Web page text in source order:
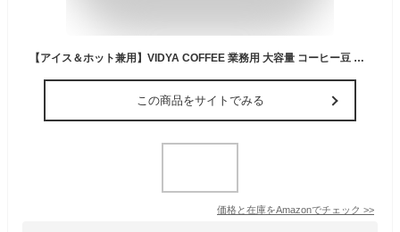
【アイス＆ホット兼用】VIDYA COFFEE 業務用 大容量 コーヒー豆 インドネシア ロブスタＡＰ－１ 500g × 4袋＝合計 2kg (豆のまま)
この商品をサイトでみる
価格と在庫をAmazonでチェック >>